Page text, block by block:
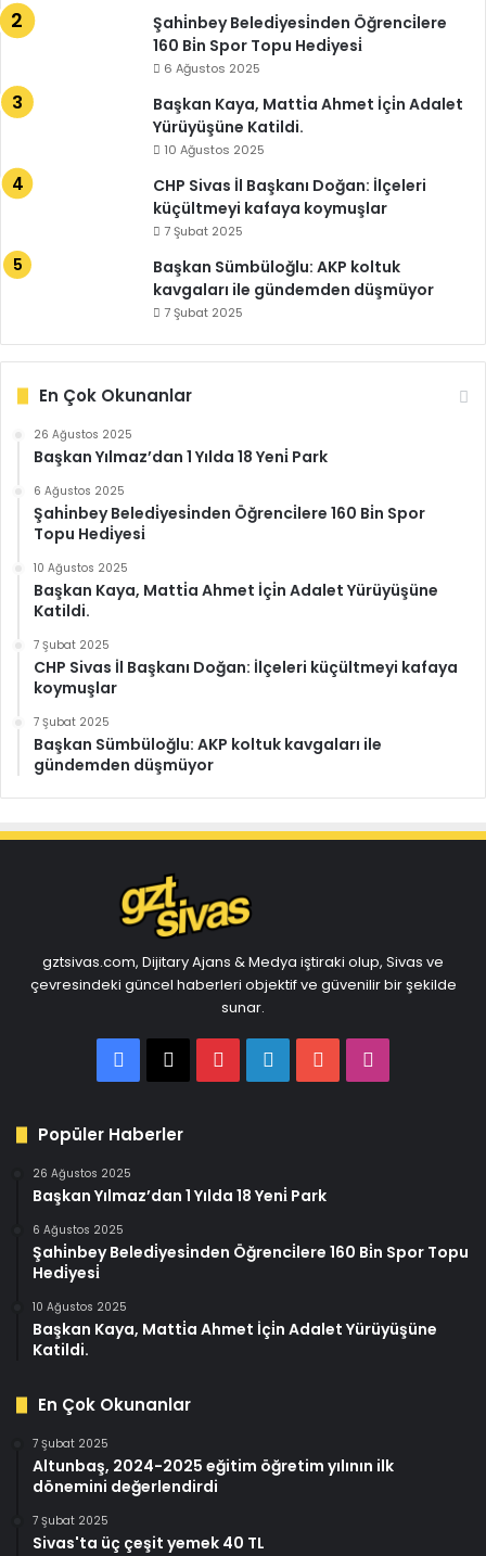
Şahi̇nbey Beledi̇yesi̇nden Öğrenci̇lere
160 Bi̇n Spor Topu Hedi̇yesi̇
6 Ağustos 2025
Başkan Kaya, Matti̇a Ahmet İçi̇n Adalet
Yürüyüşüne Katildi.
10 Ağustos 2025
CHP Sivas İl Başkanı Doğan: İlçeleri
küçültmeyi kafaya koymuşlar
7 Şubat 2025
Başkan Sümbüloğlu: AKP koltuk
kavgaları ile gündemden düşmüyor
7 Şubat 2025
En Çok Okunanlar
26 Ağustos 2025
Başkan Yılmaz’dan 1 Yılda 18 Yeni̇ Park
6 Ağustos 2025
Şahi̇nbey Beledi̇yesi̇nden Öğrenci̇lere 160 Bi̇n Spor
Topu Hedi̇yesi̇
10 Ağustos 2025
Başkan Kaya, Matti̇a Ahmet İçi̇n Adalet Yürüyüşüne
Katildi.
7 Şubat 2025
CHP Sivas İl Başkanı Doğan: İlçeleri küçültmeyi kafaya
koymuşlar
7 Şubat 2025
Başkan Sümbüloğlu: AKP koltuk kavgaları ile
gündemden düşmüyor
gztsivas.com, Dijitary Ajans & Medya iştiraki olup, Sivas ve
çevresindeki güncel haberleri objektif ve güvenilir bir şekilde
sunar.
Facebook
X PinterestLinkedInYouTube
Popüler Haberler
26 Ağustos 2025
Başkan Yılmaz’dan 1 Yılda 18 Yeni̇ Park
6 Ağustos 2025
Şahi̇nbey Beledi̇yesi̇nden Öğrenci̇lere 160 Bi̇n Spor Topu
Hedi̇yesi̇
10 Ağustos 2025
Başkan Kaya, Matti̇a Ahmet İçi̇n Adalet Yürüyüşüne
Katildi.
En Çok Okunanlar
7 Şubat 2025
Altunbaş, 2024-2025 eğitim öğretim yılının ilk
dönemini değerlendirdi
7 Şubat 2025
Sivas'ta üç çeşit yemek 40 TL